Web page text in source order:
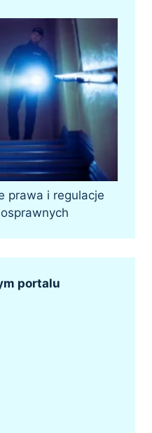
prawa i regulacje
portalu